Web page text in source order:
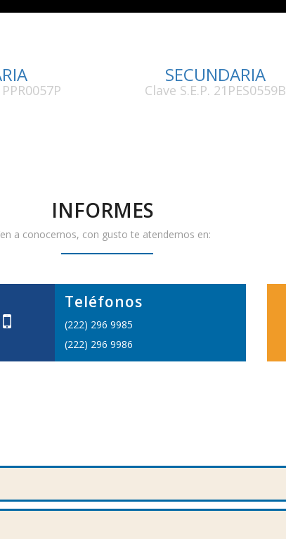
SECUNDARIA
Clave S.E.P. 21PES0559B
INFORMES
a conocernos, con gusto te atendemos en:
Teléfonos
(222) 296 9985
(222) 296 9986